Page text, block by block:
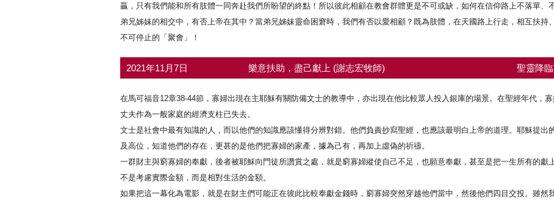
贏，只有我們能和所有肢體一同奔赴我們所盼望的終點！所以彼此相顧在教會群體更是不可或缺，如何在信仰路上不落單、
弟兄姊妹的相交中，有否上帝在其中？當弟兄姊妹靈命困窘時，我們有否以愛相顧？既為肢體，在天國路上行走，相互扶持
不可停止的「聚會」！
2021年11月7日 樂意扶助，盡己獻上 (謝志宏牧師) 聖靈降
在馬可福音12章38-44節，寡婦出現在主耶穌有關防備文士的教導中，亦出現在他比較眾人投入銀庫的場景。在聖經年代，
丈夫作為一般家庭的經濟支柱已失去。
文士是社會中最有知識的人，而以他們的知識應該懂得分辨對錯。他們負責抄寫聖經，也應該最明白上帝的道理。耶穌提出
及高位，知道他們的存在，更甚的是他們把寡婦的家產，據為己有，再加上虛偽的祈禱。
一群財主與窮寡婦的奉獻，後者被耶穌向門徒所讚賞之處，就是窮寡婦縱使自己不足，也願意奉獻，甚至是把一生所有的獻
不是考慮實際金額，而是相對生活的金額。
如果把這一幕化為電影，就是在財主們可能正在彼此比較奉獻金錢時，窮寡婦突然穿越他們當中，然後他們四目交投。雖然